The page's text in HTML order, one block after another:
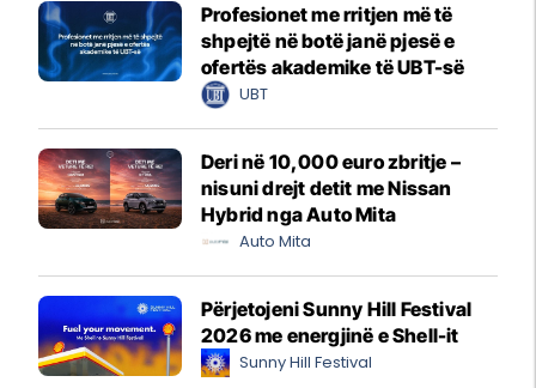
Profesionet me rritjen më të
shpejtë në botë janë pjesë e
ofertës akademike të UBT-së
UBT
Deri në 10,000 euro zbritje –
nisuni drejt detit me Nissan
Hybrid nga Auto Mita
Auto Mita
Përjetojeni Sunny Hill Festival
2026 me energjinë e Shell-it
Sunny Hill Festival